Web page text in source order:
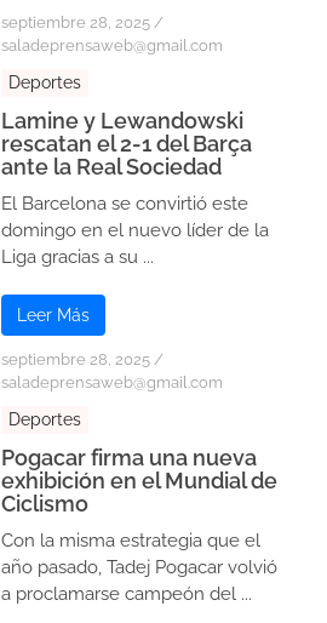
septiembre 28, 2025 /
saladeprensaweb@gmail.com
Deportes
Lamine y Lewandowski
rescatan el 2-1 del Barça
ante la Real Sociedad
El Barcelona se convirtió este
domingo en el nuevo líder de la
Liga gracias a su ...
Leer Más
septiembre 28, 2025 /
saladeprensaweb@gmail.com
Deportes
Pogacar firma una nueva
exhibición en el Mundial de
Ciclismo
Con la misma estrategia que el
año pasado, Tadej Pogacar volvió
a proclamarse campeón del ...